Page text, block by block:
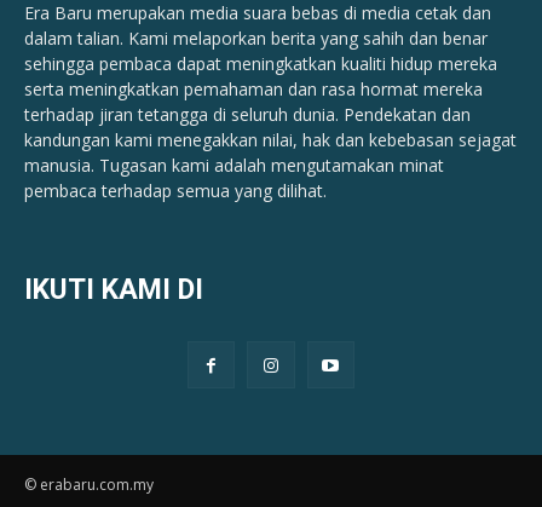
Era Baru merupakan media suara bebas di media cetak dan
dalam talian. Kami melaporkan berita yang sahih dan benar ​​
sehingga pembaca dapat meningkatkan kualiti hidup mereka
serta meningkatkan pemahaman dan rasa hormat mereka
terhadap jiran tetangga di seluruh dunia. Pendekatan dan
kandungan kami menegakkan nilai, hak dan kebebasan sejagat
manusia. Tugasan kami adalah mengutamakan minat
pembaca terhadap semua yang dilihat.
IKUTI KAMI DI
© erabaru.com.my